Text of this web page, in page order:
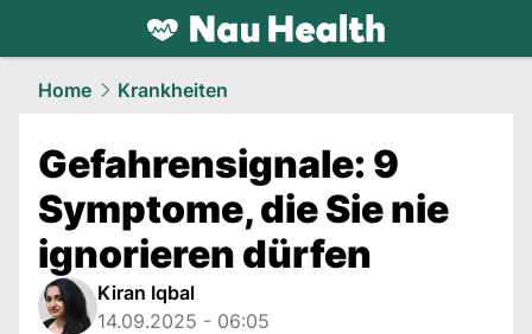
health.NAU.ch
Home Krankheiten
Gefahrensignale: 9
Symptome, die Sie nie
ignorieren dürfen
Kiran Iqbal
14.09.2025 - 06:05